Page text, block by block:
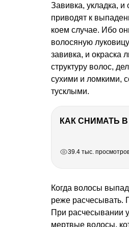
Завивка, укладка, и
приводят к
коем случае. Ибо
волосяную
завивка, и окраска
структуру волос,
сухими и ломкими,
тусклыми.
39.4 тыс.
Когда волосы
реже расчесывать.
При расчесывании
мертвые волосы,